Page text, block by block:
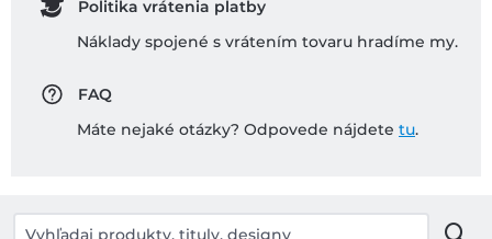
Politika vrátenia platby
Náklady spojené s vrátením tovaru hradíme my.
FAQ
Máte nejaké otázky? Odpovede nájdete tu.